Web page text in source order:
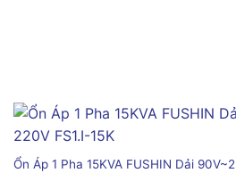
Ổn Áp 1 Pha 15KVA FUSHIN Dải